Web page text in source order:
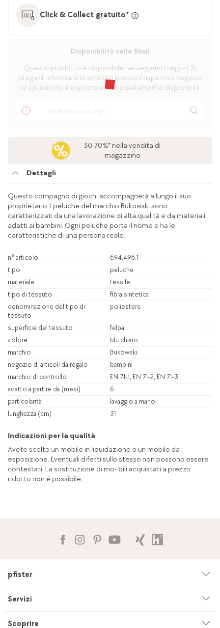
Click & Collect gratuito*
Disponibilità nelle filiali
Questo prodotto è disponibile nei seguenti negozi. Si
prega di informarsi in anticipo presso il rispettivo negozio
se il prodotto è esposto e immediatamente disponibile.
30-70%* nella vendita di
magazzino
Dettagli
Questo compagno di giochi accompagnerà a lungo il suo
proprietario. I peluche del marchio Bukowski sono
caratterizzati da una lavorazione di alta qualità e da materiali
adatti ai bambini. Ogni peluche porta il nome e ha le
caratteristiche di una persona reale.
n° articolo
694.496.1
tipo
peluche
materiale
tessile
tipo di tessuto
fibra sintetica
denominazione del tipo di
tessuto
poliestere
superficie del tessuto
felpa
colore
blu chiaro
marchio
Bukowski
negozio di articoli da regalo
bambini
marchio di controllo
EN 71-1, EN 71-2, EN 71-3
adatto a partire da (mesi)
6
particolarità
lavaggio a mano
lunghezza (cm)
31
Indicazioni per la qualità
Avete scelto un mobile in liquidazione o un mobilo da
esposizione. Eventuali difetti sullo stesso non possono essere
contestati. La sostituzione di mo- bili acquistati a prezzo
ridotto non é possibile.
pfister
Azienda
Servizi
Consulenza
Scoprire